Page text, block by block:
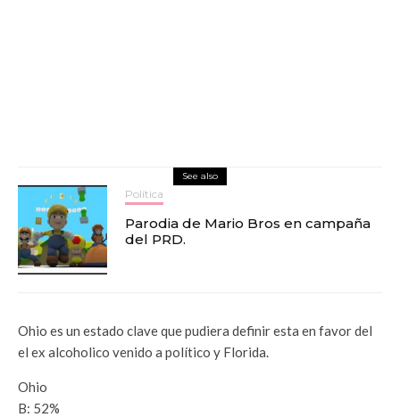
See also
Política
Parodia de Mario Bros en campaña
del PRD.
Ohio es un estado clave que pudiera definir esta en favor del
el ex alcoholico venido a político y Florida.
Ohio
B: 52%